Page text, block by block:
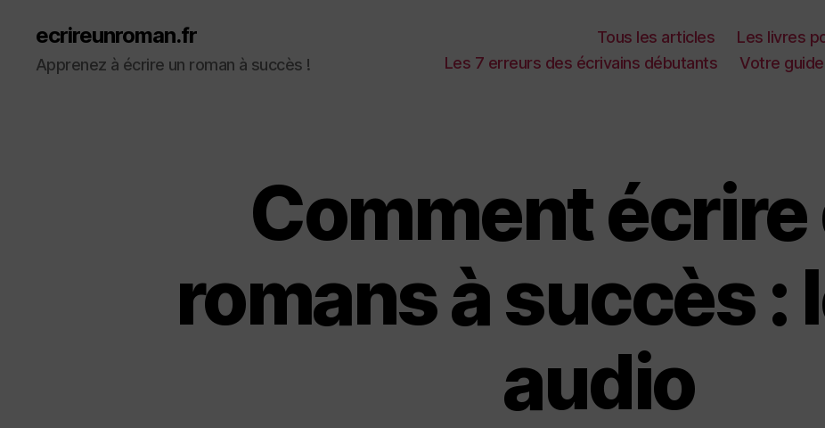
ecrireunroman.fr
Apprenez à écrire un roman à succès !
Tous les articles
Les livres
Les 7 erreurs des écrivains débutants
Votre
Comment écrire
romans à succès :
audio